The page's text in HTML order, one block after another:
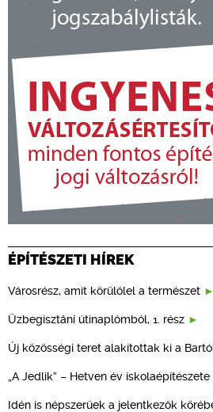
ÉPÍTÉSZETI HÍREK
Városrész, amit körülölel a természet
Üzbegisztáni útinaplómból, 1. rész
Új közösségi teret alakítottak ki a
„A Jedlik” – Hetven év iskolaépítészete
Idén is népszerűek a jelentkezők